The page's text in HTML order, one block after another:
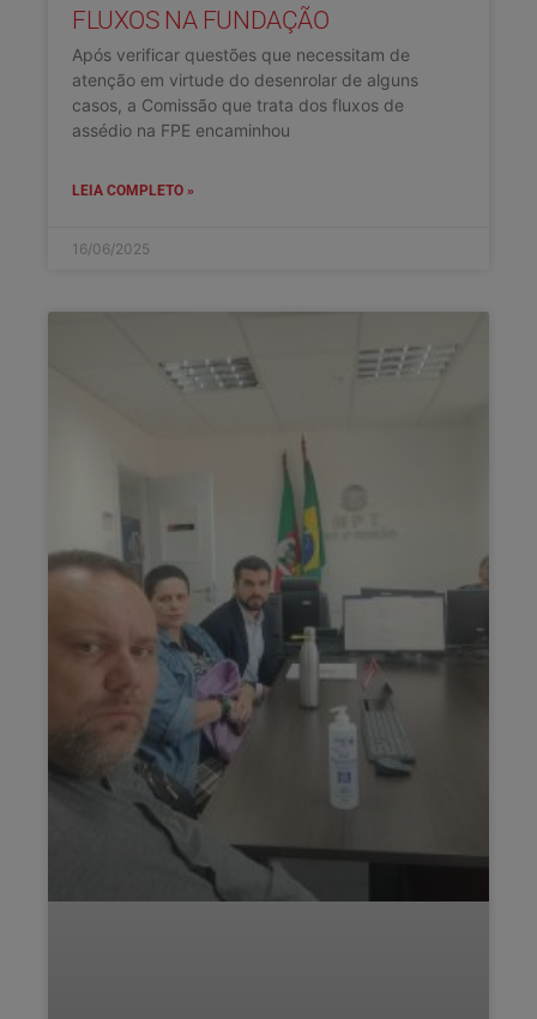
FLUXOS NA FUNDAÇÃO
Após verificar questões que necessitam de
atenção em virtude do desenrolar de alguns
casos, a Comissão que trata dos fluxos de
assédio na FPE encaminhou
LEIA COMPLETO »
16/06/2025